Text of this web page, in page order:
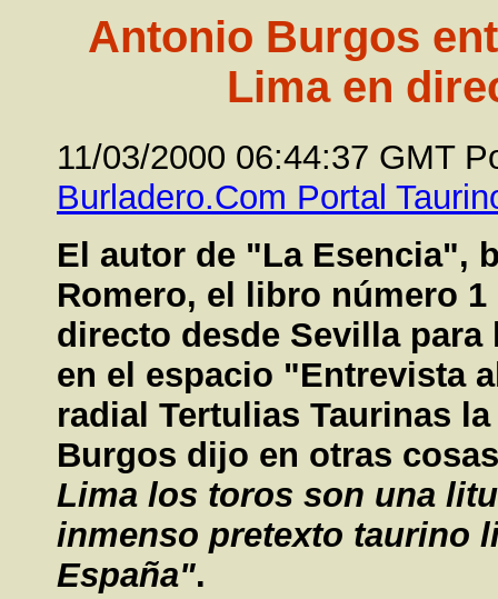
Antonio Burgos
Lima en
11/03/2000 06:44:37 GMT
Burladero.Com Portal
El autor de "La Esencia",
Romero, el libro número
directo desde Sevilla para
en el espacio "Entrevista
radial Tertulias Taurinas
Burgos dijo en otras
Lima los toros son una
inmenso pretexto taurino
España".